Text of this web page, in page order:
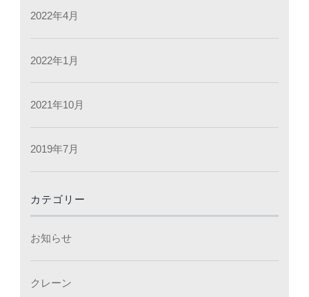
2022年4月
2022年1月
2021年10月
2019年7月
カテゴリー
お知らせ
クレーン